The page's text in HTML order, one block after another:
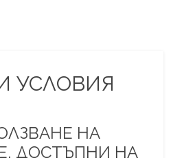
УСЛОВИЯ
НА
ДОСТЪПНИ НА